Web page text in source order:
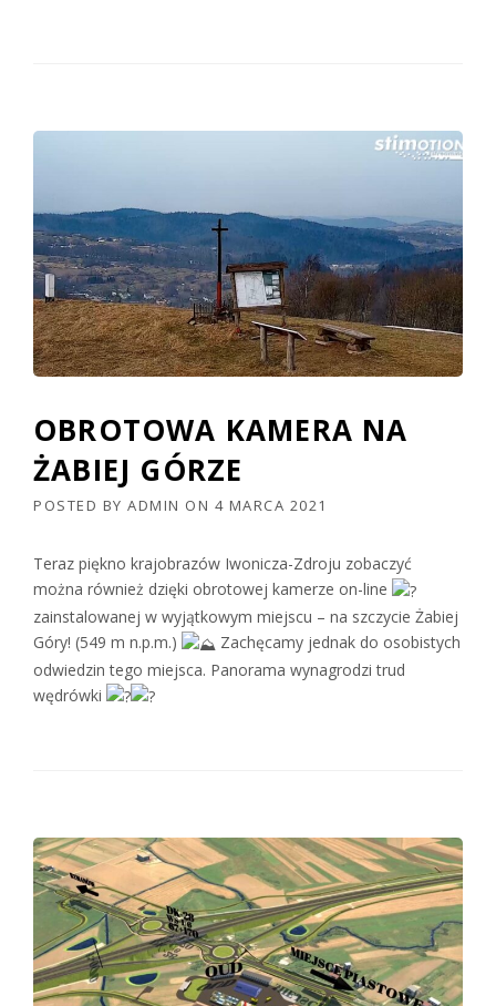
OBROTOWA KAMERA NA
ŻABIEJ GÓRZE
POSTED BY ADMIN ON 4 MARCA 2021
Teraz piękno krajobrazów Iwonicza-Zdroju zobaczyć
można również dzięki obrotowej kamerze on-line
zainstalowanej w wyjątkowym miejscu – na szczycie Żabiej
Góry! (549 m n.p.m.)
Zachęcamy jednak do osobistych
odwiedzin tego miejsca. Panorama wynagrodzi trud
wędrówki